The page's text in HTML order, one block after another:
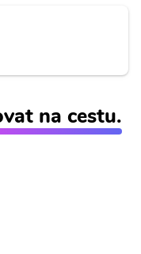
na cestu.